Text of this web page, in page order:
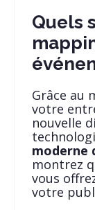
Quels
Grâce au
votre
nouvelle
moderne
montrez
vous
votre